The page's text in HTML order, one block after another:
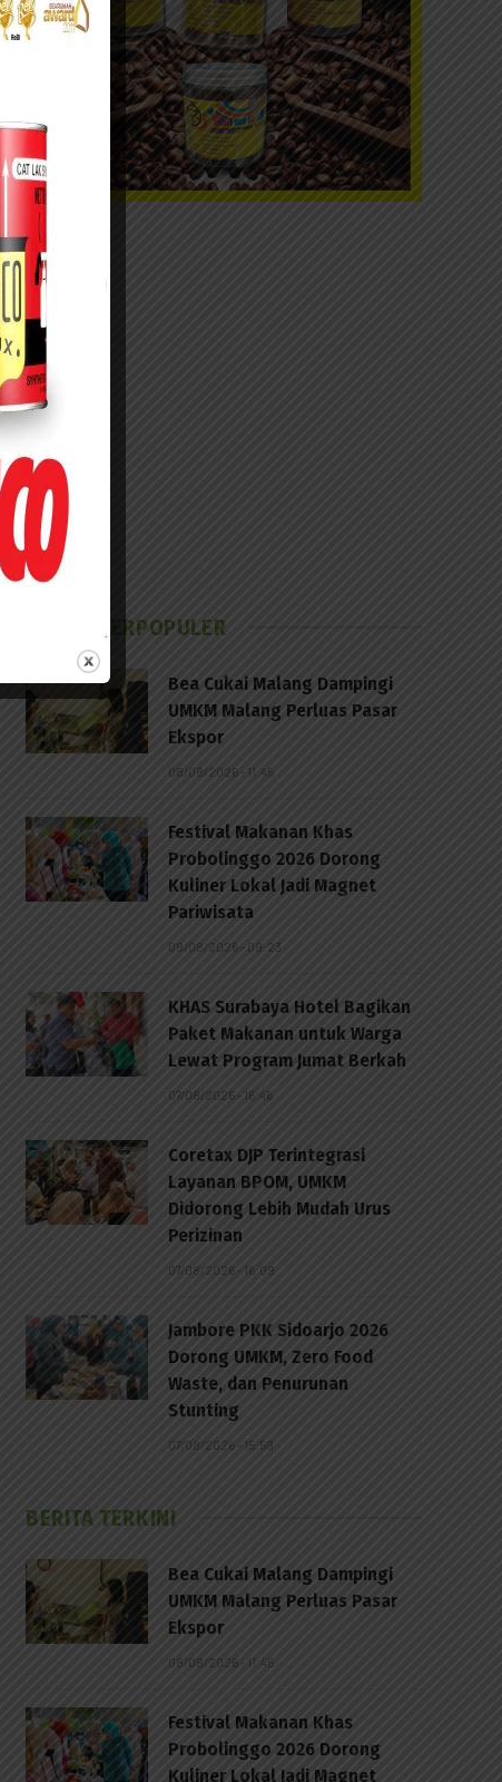
BERITA TERPOPULER
Bea Cukai Malang Dampingi
UMKM Malang Perluas Pasar
Ekspor
08/08/2026 - 11:45
Festival Makanan Khas
Probolinggo 2026 Dorong
Kuliner Lokal Jadi Magnet
Pariwisata
08/08/2026 - 09:23
KHAS Surabaya Hotel Bagikan
Paket Makanan untuk Warga
Lewat Program Jumat Berkah
07/08/2026 - 16:46
Coretax DJP Terintegrasi
Layanan BPOM, UMKM
Didorong Lebih Mudah Urus
Perizinan
07/08/2026 - 16:09
Jambore PKK Sidoarjo 2026
Dorong UMKM, Zero Food
Waste, dan Penurunan
Stunting
07/08/2026 - 15:59
BERITA TERKINI
Bea Cukai Malang Dampingi
UMKM Malang Perluas Pasar
Ekspor
08/08/2026 - 11:45
Festival Makanan Khas
Probolinggo 2026 Dorong
Kuliner Lokal Jadi Magnet